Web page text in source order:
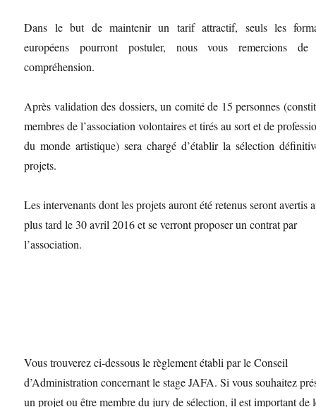
Dans le but de maintenir un tarif attractif, seuls les
européens pourront postuler, nous vous remercions de
compréhension.
Après validation des dossiers, un comité de 15 personnes
membres de l’association volontaires et tirés au sort et de
du monde artistique) sera chargé d’établir la sélection
projets.
Les intervenants dont les projets auront été retenus seront avertis
plus tard le 30 avril 2016 et se verront proposer un contrat par
l’association.
Vous trouverez ci-dessous le règlement établi par le Conseil
d’Administration concernant le stage JAFA. Si vous souhaitez
un projet ou être membre du jury de sélection, il est important de